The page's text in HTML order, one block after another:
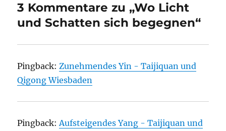
3 Kommentare zu „Wo Licht
und Schatten sich begegnen“
Pingback: Zunehmendes Yin - Taijiquan und
Qigong Wiesbaden
Pingback: Aufsteigendes Yang - Taijiquan und